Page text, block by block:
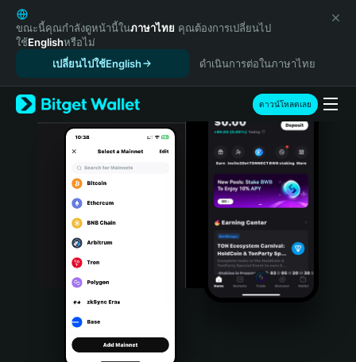
English
日本語
Tiếng Việt
Español (Latinoamérica)
Türkçe
Italiano
Português (Portugal)
Bahasa Indonesia
Português (Brasil)
Español (Argentina)
ขณะนี้คุณกำลังดูหน้านี้ในภาษาไทย คุณต้องการเปลี่ยนไป
ใช้Englishหรือไม่
เปลี่ยนไปใช้English
ดำเนินการต่อในภาษาไทย
ดาวน์โหลดเลย